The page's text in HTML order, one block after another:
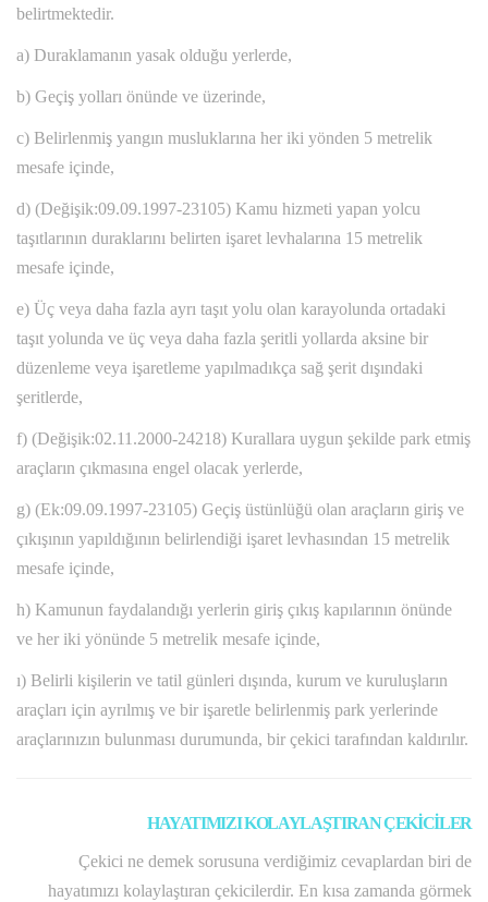
belirtmektedir.
a) Duraklamanın yasak olduğu yerlerde,
b) Geçiş yolları önünde ve üzerinde,
c) Belirlenmiş yangın musluklarına her iki yönden 5 metrelik
mesafe içinde,
d) (Değişik:09.09.1997-23105) Kamu hizmeti yapan yolcu
taşıtlarının duraklarını belirten işaret levhalarına 15 metrelik
mesafe içinde,
e) Üç veya daha fazla ayrı taşıt yolu olan karayolunda ortadaki
taşıt yolunda ve üç veya daha fazla şeritli yollarda aksine bir
düzenleme veya işaretleme yapılmadıkça sağ şerit dışındaki
şeritlerde,
f) (Değişik:02.11.2000-24218) Kurallara uygun şekilde park etmiş
araçların çıkmasına engel olacak yerlerde,
g) (Ek:09.09.1997-23105) Geçiş üstünlüğü olan araçların giriş ve
çıkışının yapıldığının belirlendiği işaret levhasından 15 metrelik
mesafe içinde,
h) Kamunun faydalandığı yerlerin giriş çıkış kapılarının önünde
ve her iki yönünde 5 metrelik mesafe içinde,
ı) Belirli kişilerin ve tatil günleri dışında, kurum ve kuruluşların
araçları için ayrılmış ve bir işaretle belirlenmiş park yerlerinde
araçlarınızın bulunması durumunda, bir çekici tarafından kaldırılır.
HAYATIMIZI KOLAYLAŞTIRAN ÇEKİCİLER
Çekici ne demek sorusuna verdiğimiz cevaplardan biri de
hayatımızı kolaylaştıran çekicilerdir. En kısa zamanda görmek